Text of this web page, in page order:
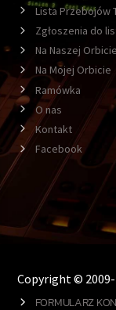
Lista Przebojów
Zgłoszenia do
Na Naszej Orbicie
Na Mojej Orbicie
Ramówka
O nas
Kontakt
Facebook
Copyright ©
FORMULARZ